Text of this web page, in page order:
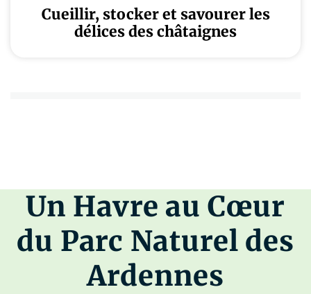
Cueillir, stocker et savourer les
délices des châtaignes
Un Havre au Cœur
du Parc Naturel des
Ardennes